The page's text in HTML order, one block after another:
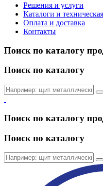
Решения и услуги
Каталоги и
Оплата и доставка
Контакты
Поиск по каталогу
Поиск по каталогу
Поиск по каталогу
Поиск по каталогу